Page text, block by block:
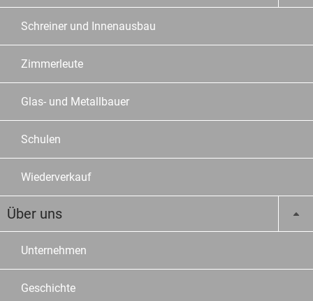
Schreiner und Innenausbau
Zimmerleute
Glas- und Metallbauer
Schulen
Wiederverkauf
Über uns
Unternehmen
Geschichte